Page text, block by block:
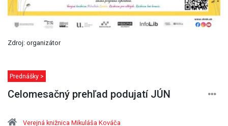
Zdroj: organizátor
Prednášky >
Celomesačný prehľad podujatí JÚN
Verejná knižnica Mikuláša Kováča